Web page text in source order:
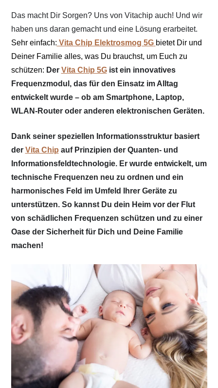
Das macht Dir Sorgen? Uns von Vitachip auch! Und wir
haben uns daran gemacht und eine Lösung erarbeitet.
Sehr einfach: Vita Chip Elektrosmog 5G bietet Dir und
Deiner Familie alles, was Du brauchst, um Euch zu
schützen: Der Vita Chip 5Gist ein innovatives
Frequenzmodul, das für den Einsatz im Alltag
entwickelt wurde – ob am Smartphone, Laptop,
WLAN-Router oder anderen elektronischen Geräten.
Dank seiner speziellen Informationsstruktur basiert
der Vita Chip auf Prinzipien der Quanten- und
Informationsfeldtechnologie. Er wurde entwickelt, um
technische Frequenzen neu zu ordnen und ein
harmonisches Feld im Umfeld Ihrer Geräte zu
unterstützen. So kannst Du dein Heim vor der Flut
von schädlichen Frequenzen schützen und zu einer
Oase der Sicherheit für Dich und Deine Familie
machen!